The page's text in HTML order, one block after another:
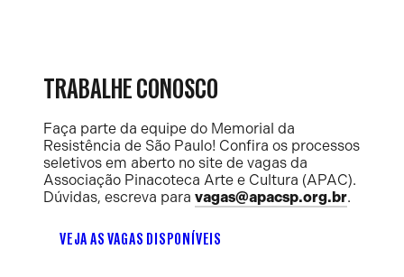
TRABALHE CONOSCO
Faça parte da equipe do Memorial da
Resistência de São Paulo! Confira os processos
seletivos em aberto no site de vagas da
Associação Pinacoteca Arte e Cultura (APAC).
Dúvidas, escreva para vagas@apacsp.org.br.
VEJA AS VAGAS DISPONÍVEIS